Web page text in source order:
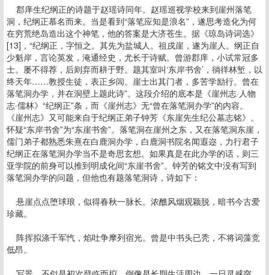
郡庠生纪纲正的诗题于赵瑶诗同年。赵瑶巡视学校来到崖州落笔
洞，纪纲正慕名而来。当是看到“落笔应知是浪名”，遂思考造化为何
在穷荒绝岛造出这个神笔，他的答案是大济苍生。据《琼岛诗词选》
[13]，“纪纲正，字恒之。其先为盐城人。祖戍崖，遂为崖人。纲正自
少魁岸，言论英发，淹通经史，尤长于诗赋。曾游郡庠，小试常冠多
士。屡不得荐，后则弃而耕于野。题其室叫‘东岸书舍’，徜徉林堑，以
终天年……教授生徒，表正乡闾。崖士出其门者，多苦学励行。曾在
落笔洞办学，并在洞壁上题此诗”。这段介绍的底本是《崖州志·人物
志·儒林》“纪纲正”条，而《崖州志》无“曾在落笔洞办学”的内容。
《崖州志》又可能来自于纪纲正弟子钟芳《东崖先生纪公墓志铭》。
怀疑“东岸书舍”为“东崖书舍”。落笔洞在崖州之东，又在落笔洞东崖，
儒门弟子都熟悉朱熹在白鹿洞办学，白鹿洞书院名闻遐迩，力行君子
纪纲正在落笔洞办学当不是奇思玄想。如果真是在此办学的话，则三
亚学院的前身可以推到明成化间“东崖书舍”。钟芳的铭文中没有写到
落笔洞办学的问题，但他也有题落笔洞诗，诗如下：
悬崖点点堕球琅，似得春秋一脉长。浓醮风烟观颖脱，暗书今古爱
珍藏。
阵挥拟涤千军忾，焰吐争摩列宿光。曾是中书头已秃，不将词藻竞
低昂。